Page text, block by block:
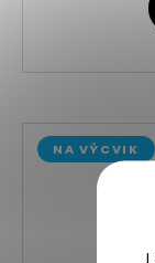
I
NA VÝCVIK